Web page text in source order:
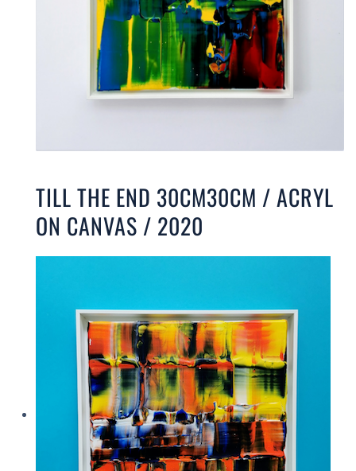
TILL THE END 30CM30CM / ACRYL
ON CANVAS / 2020